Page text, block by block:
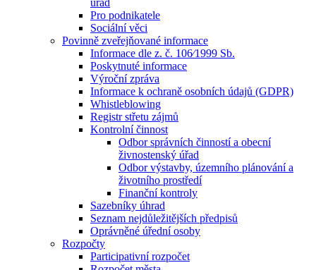
úřad
Pro podnikatele
Sociální věci
Povinně zveřejňované informace
Informace dle z. č. 106⁄1999 Sb.
Poskytnuté informace
Výroční zpráva
Informace k ochraně osobních údajů (GDPR)
Whistleblowing
Registr střetu zájmů
Kontrolní činnost
Odbor správních činností a obecní
živnostenský úřad
Odbor výstavby, územního plánování a
životního prostředí
Finanční kontroly
Sazebníky úhrad
Seznam nejdůležitějších předpisů
Oprávněné úřední osoby
Rozpočty
Participativní rozpočet